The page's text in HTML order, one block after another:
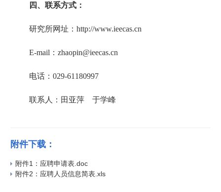
四、联系方式：
研究所网址： http://www.ieecas.cn
E-mail ： zhaopin@ieecas.cn
电话： 029-61180997
联系人：田亚萍 于学峰
附件下载：
附件1：应聘申请表.doc
附件2：应聘人员信息简表.xls